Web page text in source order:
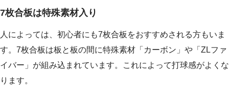
7枚合板は特殊素材入り
人によっては、初心者にも7枚合板をおすすめされる方もいま
す。7枚合板は板と板の間に特殊素材「カーボン」や「ZLファ
イバー」が組み込まれています。これによって打球感がよくな
ります。